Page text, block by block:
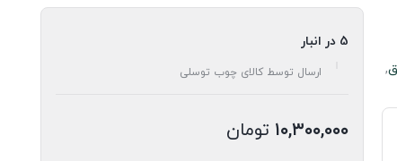
,
5 در انبار
ارسال توسط کالای چوب توسلی
۱۰,۳۰۰,۰۰۰ تومان